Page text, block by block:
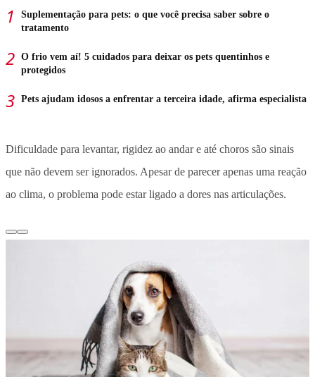
Suplementação para pets: o que você precisa saber sobre o
tratamento
O frio vem aí! 5 cuidados para deixar os pets quentinhos e
protegidos
Pets ajudam idosos a enfrentar a terceira idade, afirma especialista
Dificuldade para levantar, rigidez ao andar e até choros são sinais
que não devem ser ignorados. Apesar de parecer apenas uma reação
ao clima, o problema pode estar ligado a dores nas articulações.